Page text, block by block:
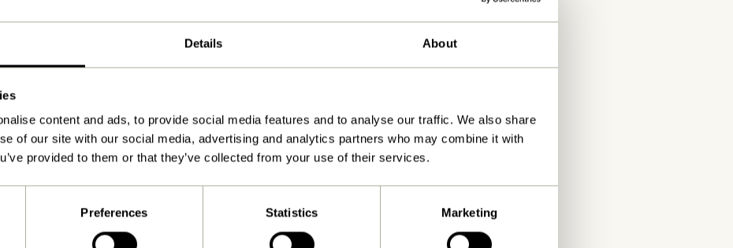
Details About
content and ads, to provide social media features and to analyse our traffic. We also share
of our site with our social media, advertising and analytics partners who may combine it with
provided to them or that they’ve collected from your use of their services.
Preferences Statistics Marketing